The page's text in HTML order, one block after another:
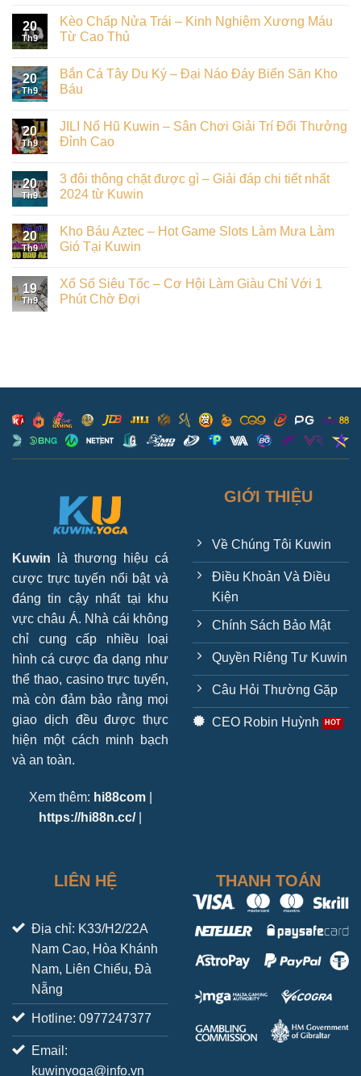
20
Th9
Kèo Chấp Nửa Trái – Kinh Nghiệm Xương Máu
Từ Cao Thủ
20
Th9
Bắn Cá Tây Du Ký – Đại Náo Đáy Biển Săn Kho
Báu
20
Th9
JILI Nổ Hũ Kuwin – Sân Chơi Giải Trí Đổi Thưởng
Đỉnh Cao
20
Th9
3 đôi thông chặt được gì – Giải đáp chi tiết nhất
2024 từ Kuwin
20
Th9
Kho Báu Aztec – Hot Game Slots Làm Mưa Làm
Gió Tại Kuwin
19
Th9
Xổ Số Siêu Tốc – Cơ Hội Làm Giàu Chỉ Với 1
Phút Chờ Đợi
Kuwin là thương hiệu cá
cược trực tuyến nổi bật và
đáng tin cậy nhất tại khu
vực châu Á. Nhà cái không
chỉ cung cấp nhiều loại
hình cá cược đa dạng như
thể thao, casino trực tuyến,
mà còn đảm bảo rằng mọi
giao dịch đều được thực
hiện một cách minh bạch
và an toàn.
Xem thêm: hi88com|
https://hi88n.cc/|
GIỚI THIỆU
Về Chúng Tôi Kuwin
Điều Khoản Và Điều
Kiện
Chính Sách Bảo Mật
Quyền Riêng Tư Kuwin
Câu Hỏi Thường Gặp
CEO Robin Huỳnh
LIÊN HỆ
Địa chỉ: K33/H2/22A
Nam Cao, Hòa Khánh
Nam, Liên Chiểu, Đà
Nẵng
Hotline: 0977247377
Email:
kuwinyoga@info.vn
THANH TOÁN